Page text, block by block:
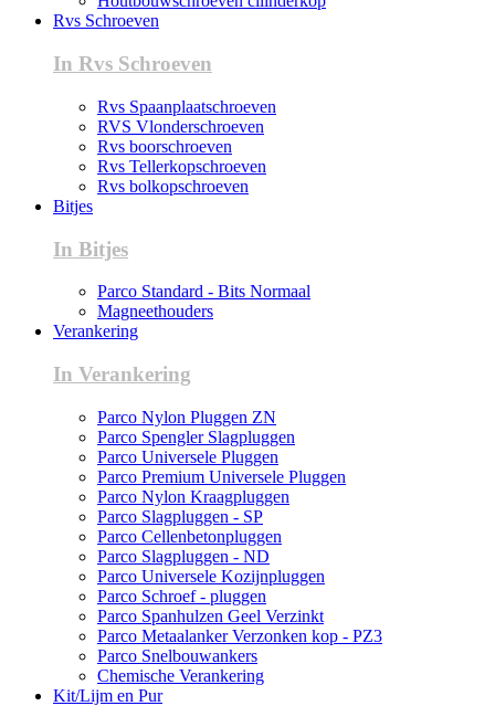
Rvs Schroeven
In Rvs Schroeven
Rvs Spaanplaatschroeven
RVS Vlonderschroeven
Rvs boorschroeven
Rvs Tellerkopschroeven
Rvs bolkopschroeven
Bitjes
In Bitjes
Parco Standard - Bits Normaal
Magneethouders
Verankering
In Verankering
Parco Nylon Pluggen ZN
Parco Spengler Slagpluggen
Parco Universele Pluggen
Parco Premium Universele Pluggen
Parco Nylon Kraagpluggen
Parco Slagpluggen - SP
Parco Cellenbetonpluggen
Parco Slagpluggen - ND
Parco Universele Kozijnpluggen
Parco Schroef - pluggen
Parco Spanhulzen Geel Verzinkt
Parco Metaalanker Verzonken kop - PZ3
Parco Snelbouwankers
Chemische Verankering
Kit/Lijm en Pur